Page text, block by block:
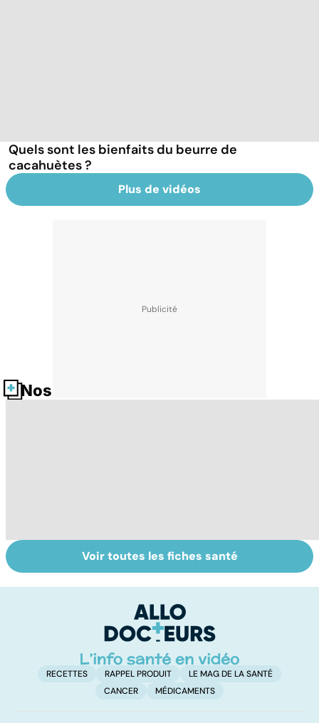
Quels sont les bienfaits du beurre de
cacahuètes ?
Plus de vidéos
Nos fiches santé
Comment tenir
ses bonnes
Muscler ses
abdos pour
ventre plat
Voir toutes les fiches santé
RECETTES RAPPEL PRODUIT
LE MAG DE LA SANTÉ
CANCER
MÉDICAMENTS